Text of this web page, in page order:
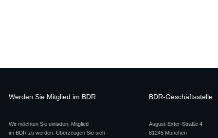
Werden Sie Mitglied im BDR
Wir möchten Sie einladen, Mitglied
im BDR zu werden. Überzeugen Sie sich
BDR-Geschäftsstelle
August-Exter-Straße 4
81245 München